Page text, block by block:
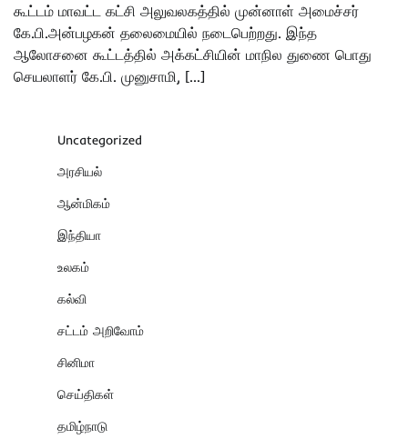
கூட்டம் மாவட்ட கட்சி அலுவலகத்தில் முன்னாள் அமைச்சர்
கே.பி.அன்பழகன் தலைமையில் நடைபெற்றது. இந்த
ஆலோசனை கூட்டத்தில் அக்கட்சியின் மாநில துணை பொது
செயலாளர் கே.பி. முனுசாமி, […]
Uncategorized
அரசியல்
ஆன்மிகம்
இந்தியா
உலகம்
கல்வி
சட்டம் அறிவோம்
சினிமா
செய்திகள்
தமிழ்நாடு